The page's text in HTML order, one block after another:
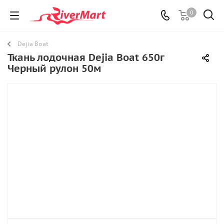
0
Dejia Boat
Ткань лодочная Dejia Boat 650г
Черный рулон 50м